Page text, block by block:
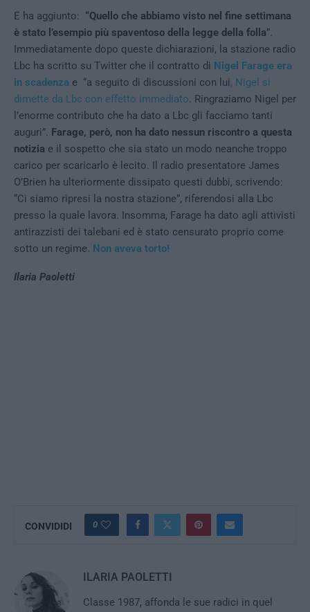
E ha aggiunto: “Quello che abbiamo visto nel fine settimana
è stato l’esempio più spaventoso della legge della folla”.
Immediatamente dopo queste dichiarazioni, la stazione radio
Lbc ha scritto su Twitter che il contratto di Nigel Farage era
in scadenza e “a seguito di discussioni con lui, Nigel si
dimette da Lbc con effetto immediato. Ringraziamo Nigel per
l’enorme contributo che ha dato a Lbc gli facciamo tanti
auguri”. Farage, però, non ha dato nessun riscontro a questa
notizia e il sospetto che sia stato un modo neanche troppo
carico per scaricarlo è lecito. Il radio presentatore James
O’Brien ha ulteriormente dissipato questi dubbi, scrivendo:
“Ci siamo ripresi la nostra stazione”, riferendosi alla Lbc
presso la quale lavora. Insomma, Farage ha dato agli attivisti
antirazzisti dei talebani ed è stato censurato proprio come
sotto un regime. Non aveva torto!
Ilaria Paoletti
CONVIDIDI 0
ILARIA PAOLETTI
Classe 1987, affonda le sue radici in quel